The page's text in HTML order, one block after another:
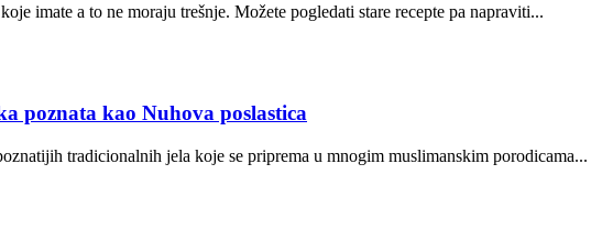
imate a to ne moraju trešnje. Možete pogledati stare recepte pa napraviti...
poznata kao Nuhova poslastica
tradicionalnih jela koje se priprema u mnogim muslimanskim porodicama...